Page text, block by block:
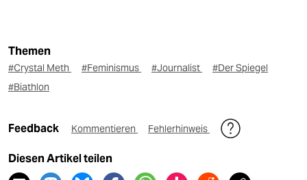
Themen
#Crystal Meth #Feminismus #Journalist
#Der Spiegel
#Biathlon
Feedback Kommentieren Fehlerhinweis
Diesen Artikel teilen